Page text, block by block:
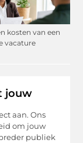
kosten van een
vacature
jouw
aan. Ons
om jouw
publiek